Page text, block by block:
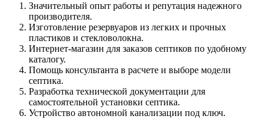
Значительный опыт работы и репутация надежного
производителя.
Изготовление резервуаров из легких и прочных
пластиков и стекловолокна.
Интернет-магазин для заказов септиков по удобному
каталогу.
Помощь консультанта в расчете и выборе модели
септика.
Разработка технической документации для
самостоятельной установки септика.
Устройство автономной канализации под ключ.